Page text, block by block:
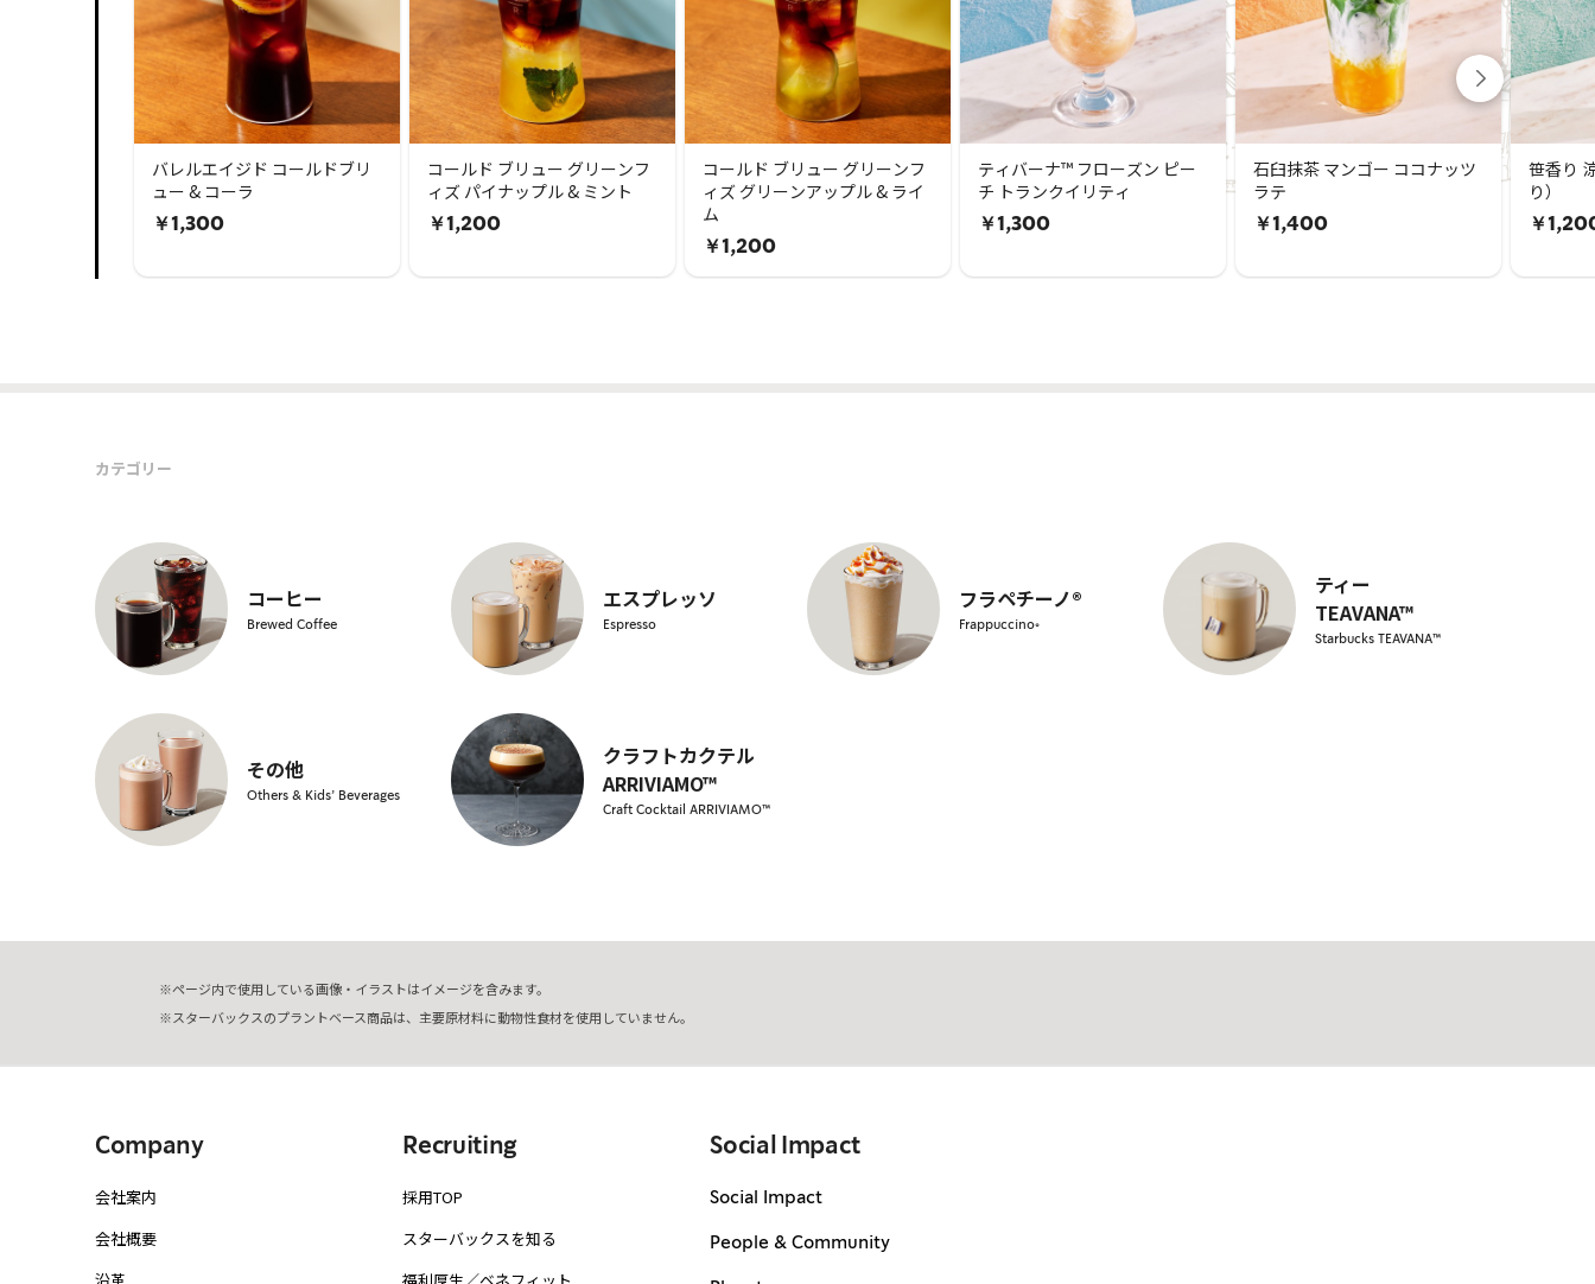
バレルエイジド コールドブリ
ュー & コーラ
￥1,300
コールド ブリュー グリーンフ
ィズ パイナップル & ミント
￥1,200
コールド ブリュー グリーンフ
ィズ グリーンアップル & ライ
ム
￥1,200
ティバーナ™ フローズン ピー
チ トランクイリティ
￥1,300
石臼抹茶 マンゴー ココナッツ
ラテ
￥1,400
笹香り
り）
￥
カテゴリー
コーヒー
Brewed Coffee
エスプレッソ
Espresso
フラペチーノ®
Frappuccino®
ティー
TEAVANA™
Starbucks TEAVANA™
その他
Others & Kids’ Beverages
クラフトカクテル
ARRIVIAMO™
Craft Cocktail ARRIVIAMO™
ページ内で使用している画像・イラストはイメージを含みます。
スターバックスのプラントベース商品は、主要原材料に動物性食材を使用していません。
Company
会社案内
会社概要
沿革
Recruiting
採用TOP
スターバックスを知る
福利厚生／ベネフィット
Social Impact
Social Impact
People & Community